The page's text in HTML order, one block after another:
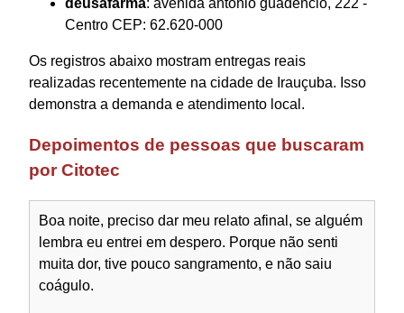
deusafarma: avenida antonio guadencio, 222 -
Centro CEP: 62.620-000
Os registros abaixo mostram entregas reais
realizadas recentemente na cidade de Irauçuba. Isso
demonstra a demanda e atendimento local.
Depoimentos de pessoas que buscaram
por Citotec
Boa noite, preciso dar meu relato afinal, se alguém
lembra eu entrei em despero. Porque não senti
muita dor, tive pouco sangramento, e não saiu
coágulo.